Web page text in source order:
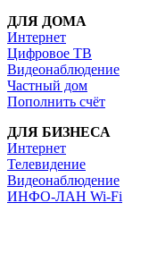
ДЛЯ ДОМА
Интернет
Цифровое ТВ
Видеонаблюдение
Частный дом
Пополнить счёт
ДЛЯ БИЗНЕСА
Интернет
Телевидение
Видеонаблюдение
ИНФО-ЛАН Wi-Fi